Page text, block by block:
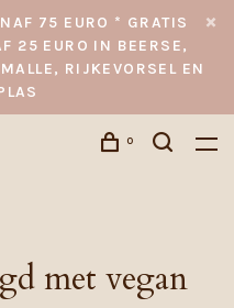
75 EURO * GRATIS
25 EURO IN BEERSE,
RIJKEVORSEL EN
0
met vegan